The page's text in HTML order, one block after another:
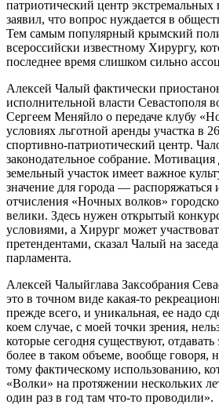
патриотический центр
заявил, что вопрос нуждается в
Тем самым популярный крымский
всероссийски известному Хирургу,
последнее время слишком сильно
Алексей Чалый фактически
исполнительной власти Севастополя
Сергеем Меняйло о передаче клубу
условиях льготной аренды участка в
спортивно-патриотический центр.
законодательное собрание.
земельный участок имеет важное
значение для города —
отчисления «Ночных волков»
велики. Здесь нужен открытый
условиями, а Хирург может
претендентами, сказал Чалый на
парламента.
Алексей Чалыйглава Заксобрания
это в точном виде какая-то
прежде всего, и уникальная, ее надо
коем случае, с моей точки зрения,
которые сегодня существуют,
более в таком объеме, вообще говоря,
тому фактическому использованию,
«Волки» на протяжении нескольких
один раз в год там что-то проводили».